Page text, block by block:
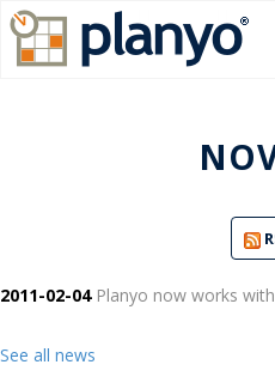
2011-02-04Planyo now works
See all news